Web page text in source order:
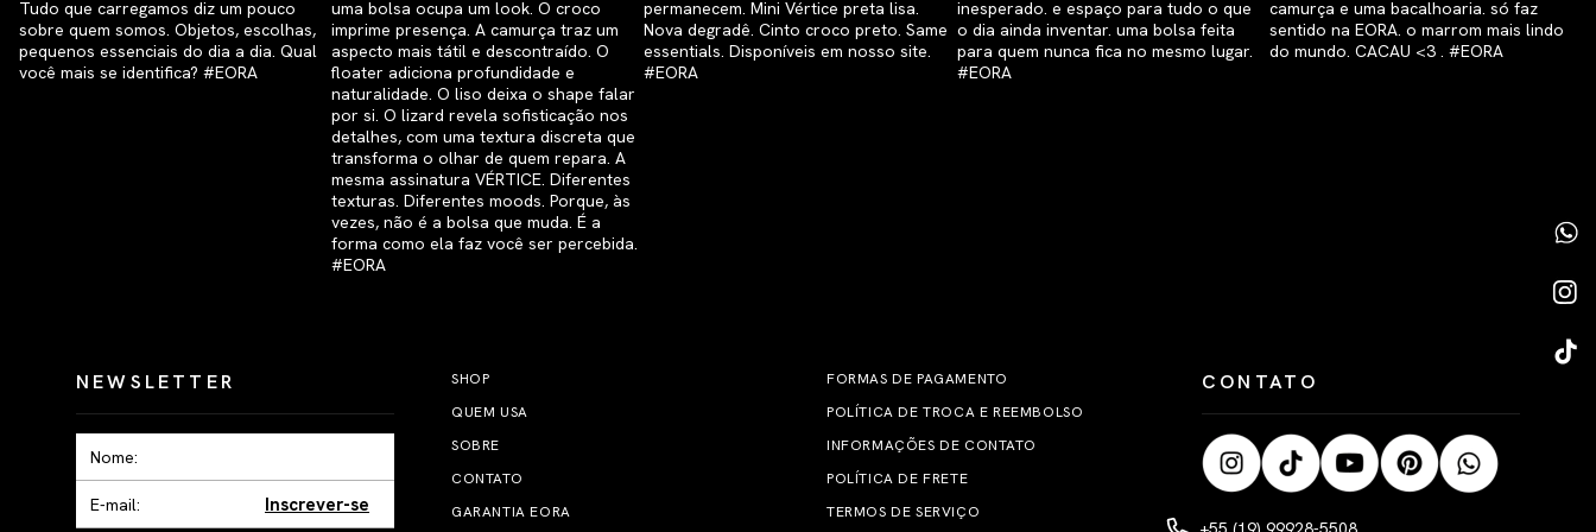
NEWSLETTER
Inscrever-se
SHOP
QUEM USA
SOBRE
CONTATO
GARANTIA EORA
FORMAS DE PAGAMENTO
POLÍTICA DE TROCA E REEMBOLSO
INFORMAÇÕES DE CONTATO
POLÍTICA DE FRETE
TERMOS DE SERVIÇO
CONTATO